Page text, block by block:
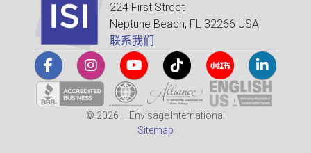
224 First Street
Neptune Beach, FL 32266 USA
联系我们
© 2026 – Envisage International
Sitemap